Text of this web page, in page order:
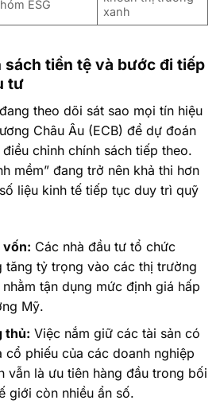
ESG
xanh
tiền tệ và bước đi tiếp
tư
theo dõi sát sao mọi tín hiệu
Châu Âu (ECB) để dự đoán
chỉnh chính sách tiếp theo.
mềm” đang trở nên khả thi hơn
liệu kinh tế tiếp tục duy trì quỹ
vốn: Các nhà đầu tư tổ chức
tăng tỷ trọng vào các thị trường
tận dụng mức định giá hấp
Mỹ.
thủ: Việc nắm giữ các tài sản có
cổ phiếu của các doanh nghiệp
vẫn là ưu tiên hàng đầu trong bối
giới còn nhiều ẩn số.